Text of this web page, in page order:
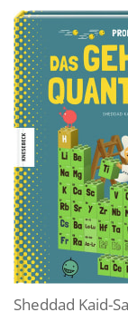
Sheddad Kaid-